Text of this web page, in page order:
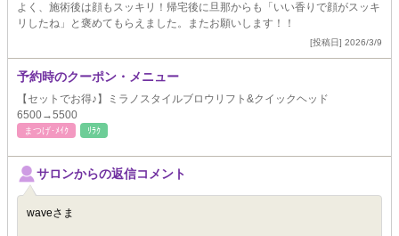
よく、施術後は顔もスッキリ！帰宅後に旦那からも「いい香りで顔がスッキ
リしたね」と褒めてもらえました。またお願いします！！
[投稿日] 2026/3/9
予約時のクーポン・メニュー
【セットでお得♪】ミラノスタイルブロウリフト&クイックヘッド
6500→5500
まつげ･ﾒｲｸ ﾘﾗｸ
サロンからの返信コメント
waveさま